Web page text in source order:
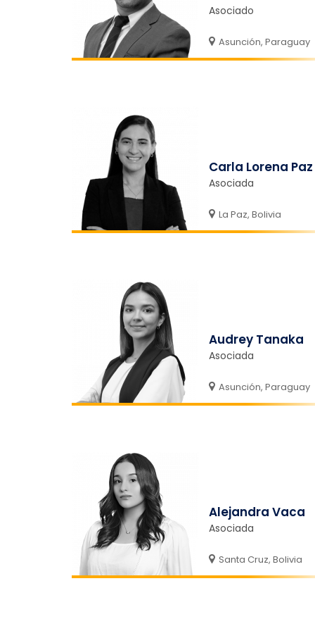
Asociado
Asunción, Paraguay
Carla Lorena Paz
Asociada
La Paz, Bolivia
Audrey Tanaka
Asociada
Asunción, Paraguay
Alejandra Vaca
Asociada
Santa Cruz, Bolivia